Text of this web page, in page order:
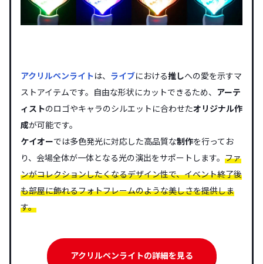
アクリルペンライトは、 ライブにおける推しへの愛を示すマ
ストアイテムです。自由な形状にカットできるため、 アーテ
ィストのロゴやキャラのシルエットに合わせたオリジナル作
成が可能です。
ケイオーでは多色発光に対応した高品質な制作を行ってお
り、会場全体が一体となる光の演出をサポートします。 ファ
ンがコレクションしたくなるデザイン性で、イベント終了後
も部屋に飾れるフォトフレームのような美しさを提供しま
す。
アクリルペンライトの詳細を見る